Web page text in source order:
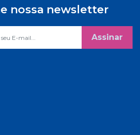
nossa newsletter
Assinar